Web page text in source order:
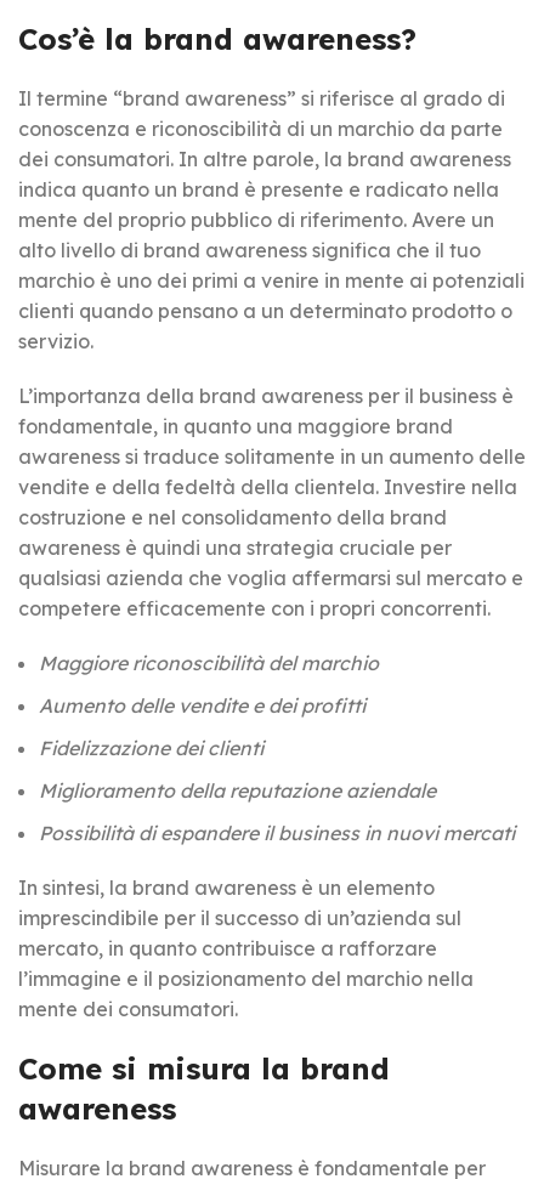
Cos’è la brand awareness?
Il termine “brand awareness” si riferisce al grado di
conoscenza e riconoscibilità di un marchio da parte
dei consumatori. In altre parole, la brand awareness
indica quanto un brand è presente e radicato nella
mente del proprio pubblico di riferimento. Avere un
alto livello di brand awareness significa che il tuo
marchio è uno dei primi a venire in mente ai potenziali
clienti quando pensano a un determinato prodotto o
servizio.
L’importanza della brand awareness per il business è
fondamentale, in quanto una maggiore brand
awareness si traduce solitamente in un aumento delle
vendite e della fedeltà della clientela. Investire nella
costruzione e nel consolidamento della brand
awareness è quindi una strategia cruciale per
qualsiasi azienda che voglia affermarsi sul mercato e
competere efficacemente con i propri concorrenti.
Maggiore riconoscibilità del marchio
Aumento delle vendite e dei profitti
Fidelizzazione dei clienti
Miglioramento della reputazione aziendale
Possibilità di espandere il business in nuovi mercati
In sintesi, la brand awareness è un elemento
imprescindibile per il successo di un’azienda sul
mercato, in quanto contribuisce a rafforzare
l’immagine e il posizionamento del marchio nella
mente dei consumatori.
Come si misura la brand
awareness
Misurare la brand awareness è fondamentale per